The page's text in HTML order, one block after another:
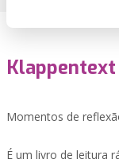
Klappentext
Momentos de
É um livro de leitura